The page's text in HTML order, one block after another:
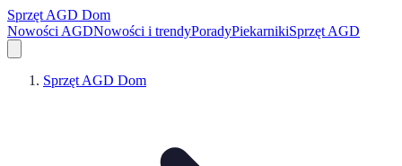
Sprzęt AGD Dom
Nowości AGDNowości i trendyPoradyPiekarnikiSprzęt AGD
Sprzęt AGD Dom